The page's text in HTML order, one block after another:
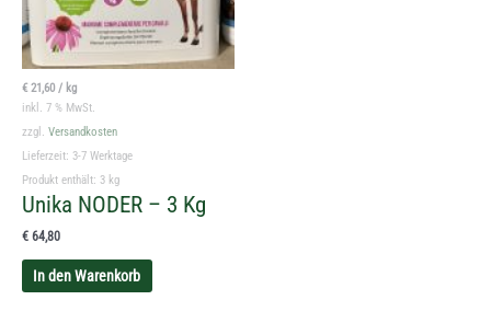
€ 21,60 / kg
inkl. 7 % MwSt.
zzgl. Versandkosten
Lieferzeit: 3-7 Werktage
Produkt enthält: 3 kg
Unika NODER – 3 Kg
€ 64,80
In den Warenkorb